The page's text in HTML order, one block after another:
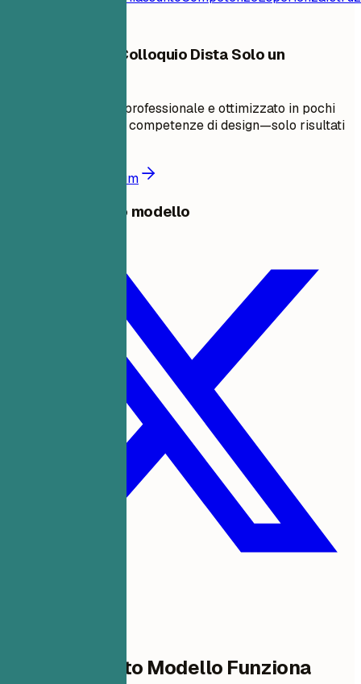
Il Tuo Prossimo Colloquio Dista Solo un
Crea un curriculum professionale e ottimizzato in pochi
minuti. Non servono competenze di design—solo risultati
Crea il mio curriculum
Condividi questo modello
Perché Questo Modello Funziona